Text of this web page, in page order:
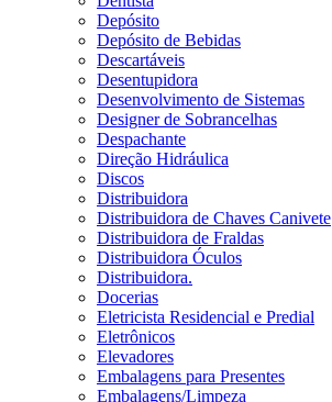
Depósito
Depósito de Bebidas
Descartáveis
Desentupidora
Desenvolvimento de Sistemas
Designer de Sobrancelhas
Despachante
Direção Hidráulica
Discos
Distribuidora
Distribuidora de Chaves Canivete
Distribuidora de Fraldas
Distribuidora Óculos
Distribuidora.
Docerias
Eletricista Residencial e Predial
Eletrônicos
Elevadores
Embalagens para Presentes
Embalagens/Limpeza